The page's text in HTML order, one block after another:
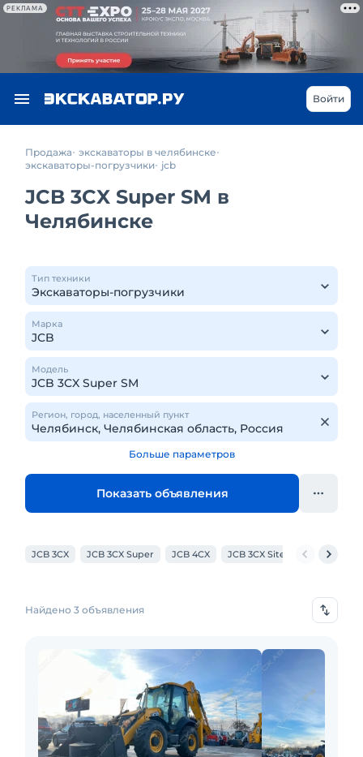
РЕКЛАМА
Войти
Продажа экскаваторы в челябинске
экскаваторы-погрузчики jcb
JCB 3CX Super SM в
Челябинске
Тип техники
Марка
Модель
Регион, город, населенный пункт
Больше параметров
Показать объявления
JCB 3CX JCB 3CX Super JCB 4CX JCB 3CX Sitemaster
Найдено 3 объявления